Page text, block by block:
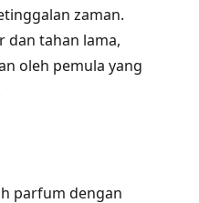
zaman.
dan tahan lama,
oleh pemula yang
parfum dengan